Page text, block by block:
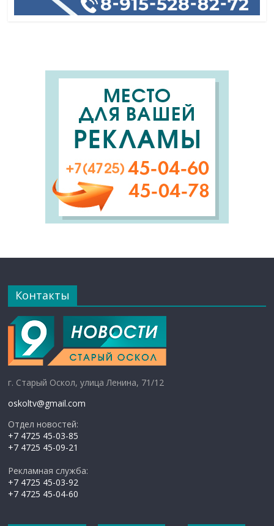
Контакты
г. Старый Оскол, улица Ленина, 71/12
oskoltv@gmail.com
Отдел новостей:
+7 4725 45-03-85
+7 4725 45-09-21
Рекламная служба:
+7 4725 45-03-92
+7 4725 45-04-60